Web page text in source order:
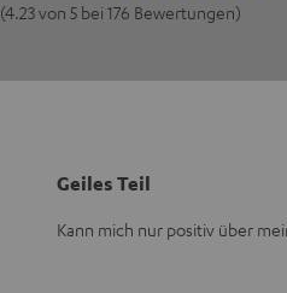
(4.23 von 5 bei 176 Bewertungen)
Geiles Teil
Kann mich nur positiv über